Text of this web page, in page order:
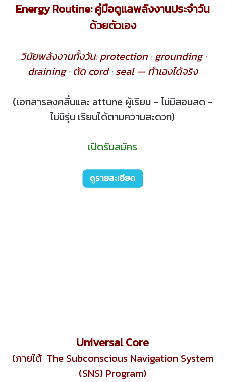
Energy Routine: คู่มือดูแลพลังงานประจำวัน
ด้วยตัวเอง
วินัยพลังงานทั้งวัน: protection · grounding ·
draining · ตัด cord · seal — ทำเองได้จริง
(เอกสารลงคลื่นและ attune ผู้เรียน - ไม่มีสอนสด -
ไม่มีรุ่น เรียนได้ตามความสะดวก)
เปิดรับสมัคร
Universal Core
(ภายใต้ The Subconscious Navigation System
(SNS) Program)